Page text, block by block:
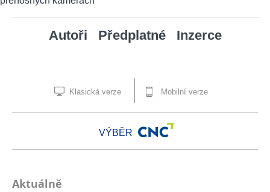
Autoři Předplatné Inzerce
Klasická verze Mobilní verze
VÝBĚR
Aktuálně